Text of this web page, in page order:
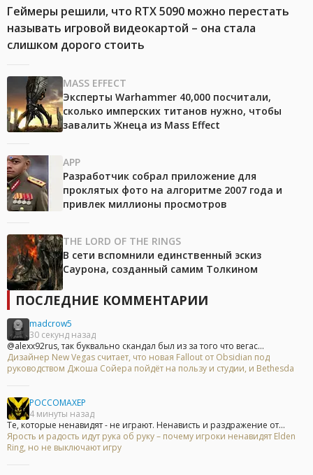
Геймеры решили, что RTX 5090 можно перестать
называть игровой видеокартой – она стала
слишком дорого стоить
MASS EFFECT
Эксперты Warhammer 40,000 посчитали,
сколько имперских титанов нужно, чтобы
завалить Жнеца из Mass Effect
APP
Разработчик собрал приложение для
проклятых фото на алгоритме 2007 года и
привлек миллионы просмотров
THE LORD OF THE RINGS
В сети вспомнили единственный эскиз
Саурона, созданный самим Толкином
ПОСЛЕДНИЕ КОММЕНТАРИИ
madcrow5
30 секунд назад
@alexx92rus, так буквально скандал был из за того что вегас...
Дизайнер New Vegas считает, что новая Fallout от Obsidian под
руководством Джоша Сойера пойдёт на пользу и студии, и Bethesda
POCCOMAXEP
4 минуты назад
Те, которые ненавидят - не играют. Ненависть и раздражение от...
Ярость и радость идут рука об руку – почему игроки ненавидят Elden
Ring, но не выключают игру